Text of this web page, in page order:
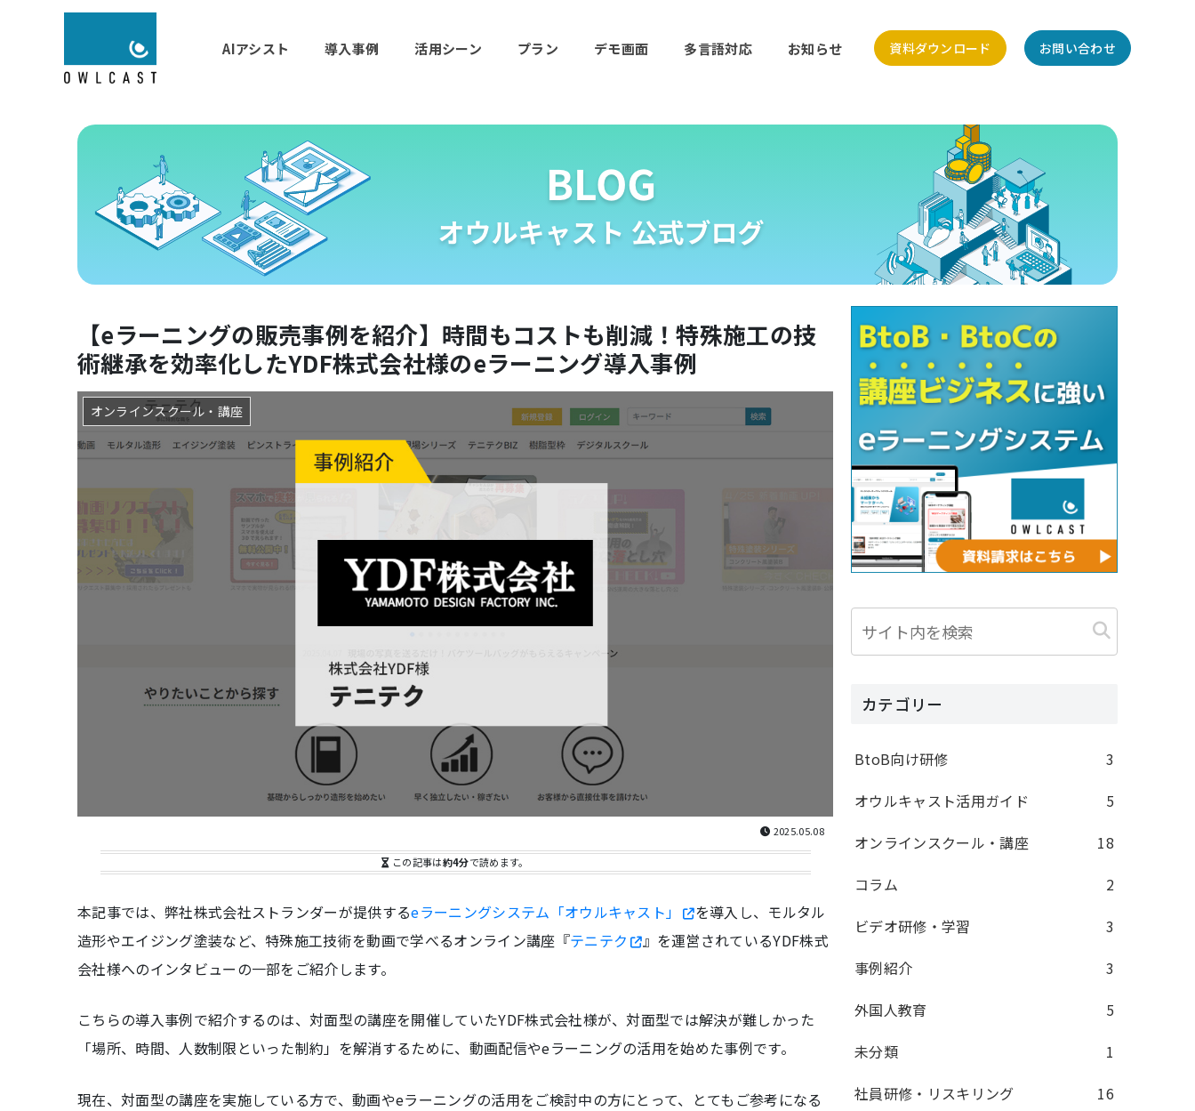
AIアシスト 導入事例 活用シーン プラン デモ画面 多言語対応 お知らせ 資料ダウンロード お問い合わせ
【eラーニングの販売事例を紹介】時間もコストも削減！特殊施工の技
術継承を効率化したYDF株式会社様のeラーニング導入事例
オンラインスクール・講座
2025.05.08
この記事は約4分で読めます。
本記事では、弊社株式会社ストランダーが提供するeラーニングシステム「オウルキャスト」 を導入し、 モルタル
造形やエイジング塗装など、特殊施工技術を動画で学べるオンライン講座『テニテク
』を運営されているYDF株式
会社様へのインタビューの一部をご紹介します。
こちらの導入事例で紹介するのは、対面型の講座を開催していたYDF株式会社様が、対面型では解決が難しかった
「場所、時間、人数制限といった制約」を解消するために、動画配信やeラーニングの活用を始めた事例です。
現在、対面型の講座を実施している方で、動画やeラーニングの活用をご検討中の方にとって、とてもご参考になる
カテゴリー
BtoB向け研修
3
オウルキャスト活用ガイド
5
オンラインスクール・講座
18
コラム
2
ビデオ研修・学習
3
事例紹介
3
外国人教育
5
未分類
1
社員研修・リスキリング
16